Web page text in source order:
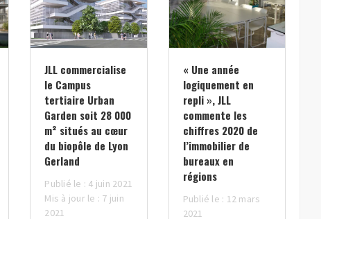
JLL commercialise
le Campus
tertiaire Urban
Garden soit 28 000
m² situés au cœur
du biopôle de Lyon
Gerland
Publié le : 4 juin 2021
Mis à jour le : 7 juin
2021
« Une année
logiquement en
repli », JLL
commente les
chiffres 2020 de
l’immobilier de
bureaux en
régions
Publié le : 12 mars
2021